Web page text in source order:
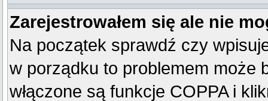
Zarejestrowałem się ale nie
Na początek sprawdź czy
w porządku to problemem może
włączone są funkcje COPPA i